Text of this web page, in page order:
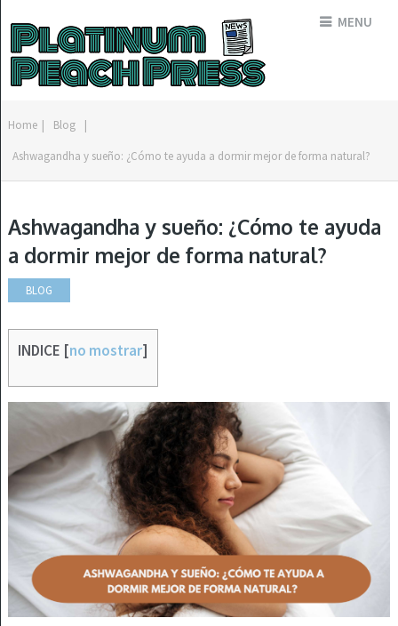
MENU
Home | Blog |
Ashwagandha y sueño: ¿Cómo te ayuda a dormir mejor de forma natural?
Ashwagandha y sueño: ¿Cómo te ayuda
a dormir mejor de forma natural?
BLOG
INDICE [no mostrar]